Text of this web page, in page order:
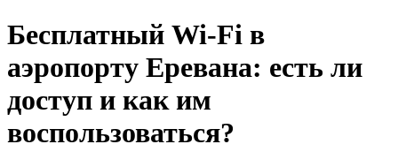
Бесплатный Wi-Fi в
аэропорту Еревана: есть ли
доступ и как им
воспользоваться?